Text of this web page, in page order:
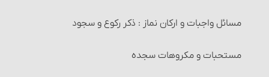
نداشته یا معمولاً برای حرام استفاده می‏شوند
احکام استبراء
مستحبّات و مکروهات تخلّی
مسائل واجبات و ارکان نماز : ذکر رکوع و سجود
مستحبات و مکروهات سجده